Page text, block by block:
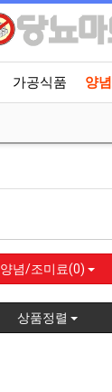
가공식품 양
양념/조미료(0)
상품정렬